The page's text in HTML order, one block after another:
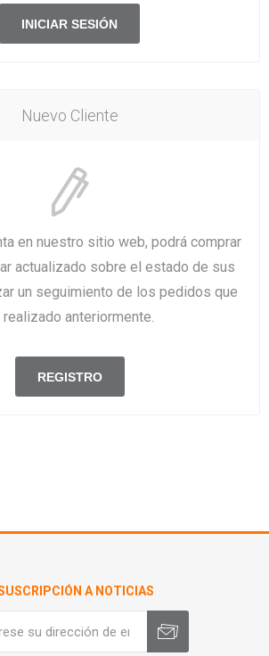
Nuevo Cliente
en nuestro sitio web, podrá comprar
actualizado sobre el estado de sus
un seguimiento de los pedidos que
realizado anteriormente.
A NOTICIAS